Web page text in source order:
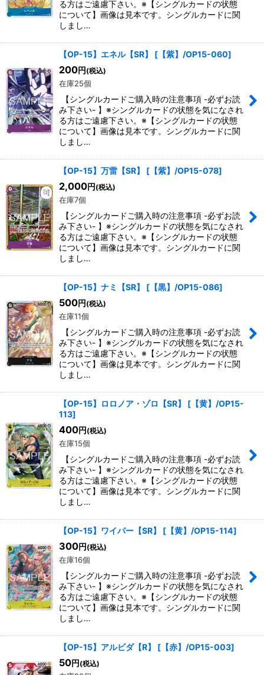
る方はご遠慮下さい。※【シングルカードの状態
について】画像は見本です。シングルカードに関
しまし…
【OP-15】エネル【SR】 [ 【紫】/OP15-060]
200円 (税込)
在庫25個
【シングルカードご購入時の注意事項 -必ずお読
み下さい- 】※シングルカードの状態を気になされ
る方はご遠慮下さい。※【シングルカードの状態
について】画像は見本です。シングルカードに関
しまし…
【OP-15】万雷【SR】 [ 【紫】/OP15-078]
2,000円 (税込)
在庫7個
【シングルカードご購入時の注意事項 -必ずお読
み下さい- 】※シングルカードの状態を気になされ
る方はご遠慮下さい。※【シングルカードの状態
について】画像は見本です。シングルカードに関
しまし…
【OP-15】ナミ【SR】 [ 【黒】/OP15-086]
500円 (税込)
在庫11個
【シングルカードご購入時の注意事項 -必ずお読
み下さい- 】※シングルカードの状態を気になされ
る方はご遠慮下さい。※【シングルカードの状態
について】画像は見本です。シングルカードに関
しまし…
【OP-15】ロロノア・ゾロ【SR】 [ 【黄】/OP15-
113]
400円 (税込)
在庫15個
【シングルカードご購入時の注意事項 -必ずお読
み下さい- 】※シングルカードの状態を気になされ
る方はご遠慮下さい。※【シングルカードの状態
について】画像は見本です。シングルカードに関
しまし…
【OP-15】ワイパー【SR】 [ 【黄】/OP15-114]
300円 (税込)
在庫16個
【シングルカードご購入時の注意事項 -必ずお読
み下さい- 】※シングルカードの状態を気になされ
る方はご遠慮下さい。※【シングルカードの状態
について】画像は見本です。シングルカードに関
しまし…
【OP-15】アルビダ【R】 [ 【赤】/OP15-003]
50円 (税込)